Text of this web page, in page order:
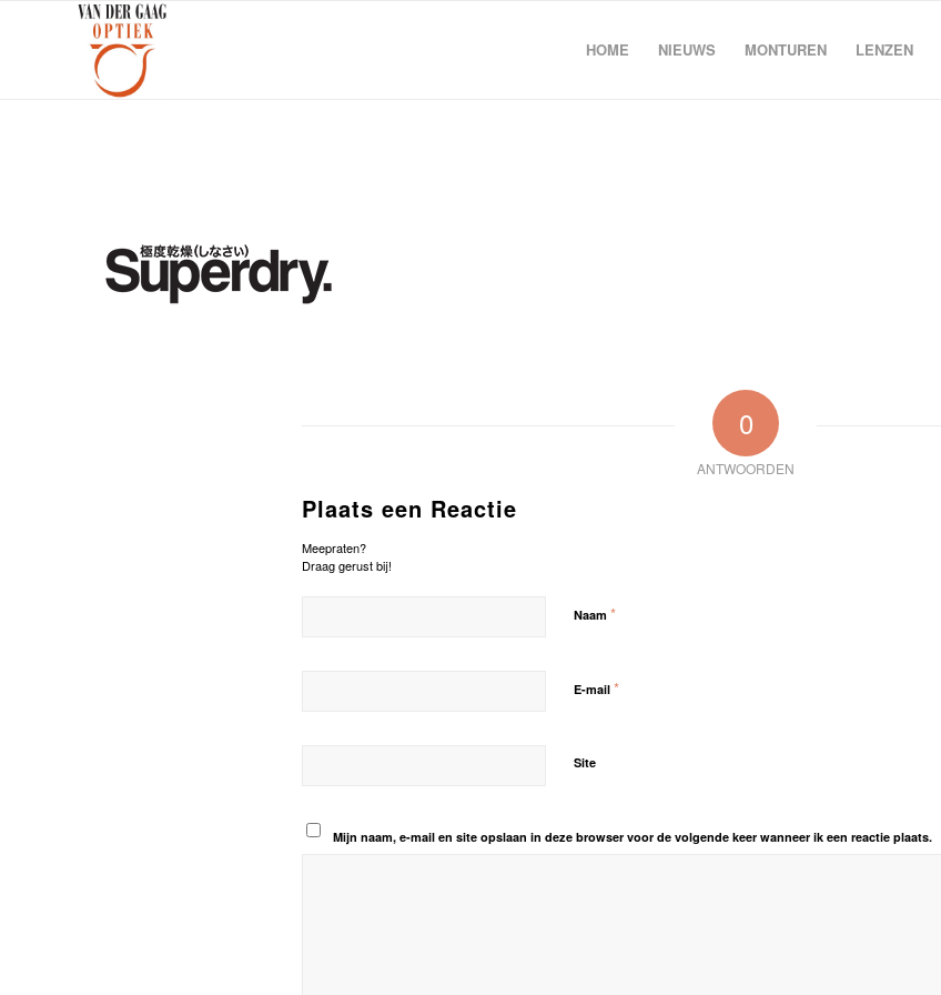
HOME NIEUWS MONTUREN LENZEN
0
ANTWOORDEN
Plaats een Reactie
Meepraten?
Draag gerust bij!
Naam *
E-mail *
Site
Mijn naam, e-mail en site opslaan in deze browser voor de volgende keer wanneer ik een reactie plaats.